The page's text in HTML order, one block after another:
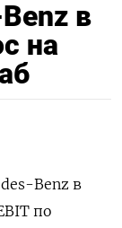
в
на
Benz в
по